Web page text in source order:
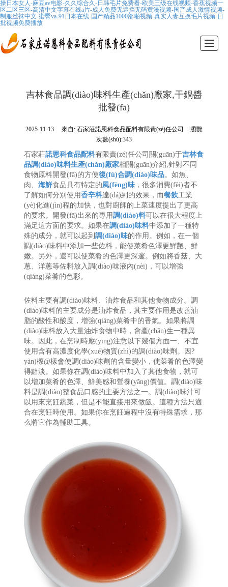
操日本女人-麻豆av电影-久久综合久-日韩毛片免费看-欧美三级在线视频-香蕉视频一
区二区三区-高清中文字幕在线a片-成人免费无遮挡无码黄漫视频-国产成人激情视频-
制服丝袜中文-蜜臀va-91日本在线-国产精品1000部啪视频-真实人妻互换毛片视频-日
批视频免费播放
吉林食品調(diào)味料生產(chǎn)廠家,干鍋醬
批發(fā)
2025-11-13 來自:石家莊諾恩科食品配料有限責(zé)任公司
瀏覽
次數(shù):343
石家莊諾恩科食品配料有限責(zé)任公司關(guān)于吉林食
品調(diào)味料生產(chǎn)廠家相關(guān)介紹,針對不同
食物原料開發(fā)的方便復(fù)合調(diào)味品。如魚、
肉、海鮮食品具有特定的風(fēng)味，很多消費(fèi)者不
了解如何分別使用香辛料達(dá)到的效果，而餐飲工業
(yè)化進(jìn)程的加快，也對廚師的上菜速度提出了更高
的要求。開發(fā)出來的專用調(diào)料可以在很大程度上
滿足這方面的要求。如果在調(diào)味料中添加了一種特
殊的成分，就可以起到調(diào)味的作用。例如，在一個
調(diào)味料中添加一些佐料，能使菜肴色澤更鮮艷、鮮
嫩。另外，還可以使菜肴的色澤更深邃。例如將香菇、大
蔥、洋蔥等佐料放入調(diào)味液內(nèi)，可以增強
(qiáng)菜肴的色彩。
佐料主要有調(diào)味料、油炸食品和其他食物成分。調
(diào)味料的主要成分是油炸食品，其主要作用是改善油
脂的酸性和酸度，增強(qiáng)菜肴中的香氣。如果將調
(diào)味料放入大量油炸食物中時，會產(chǎn)生一種異
味。因此，在烹制時應(yīng)注意以下幾個方面一、不宜
使用含有高濃度化學(xué)物質(zhì)的調(diào)味劑。因?
yàn)檫@樣會使調(diào)味劑的含量變小，使菜肴的色澤變
得黯淡。如果你在調(diào)味料中加入了其他食物，就可
以增加菜肴的色澤、鮮美感和營養(yǎng)價值。調(diào)味
料是調(diào)整食品口感的主要方法之一。調(diào)味汁可
以用來烹飪蔬菜，但是不能直接用來做飯。這種方法只適
合在烹飪時使用。如果你在烹飪過程中沒有特殊需求，那
么將它作為輔助工具。